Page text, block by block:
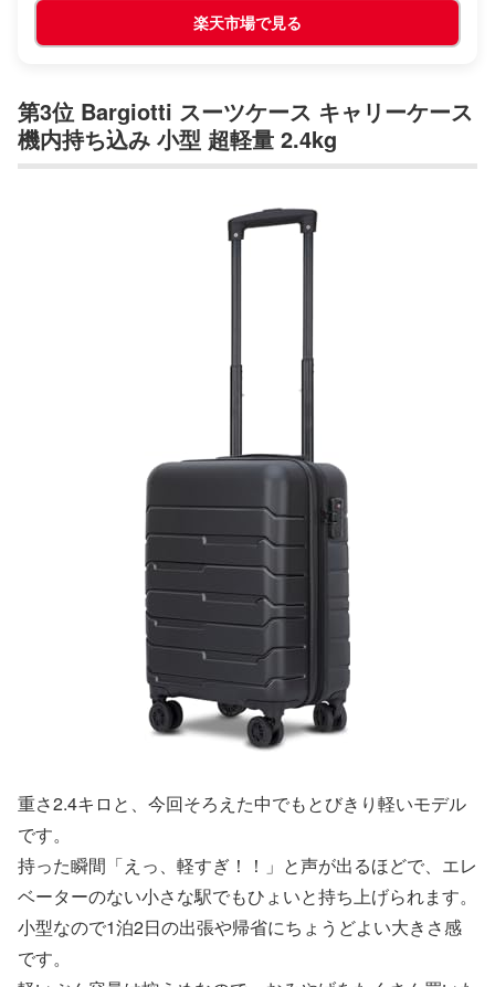
楽天市場で見る
第3位 Bargiotti スーツケース キャリーケース
機内持ち込み 小型 超軽量 2.4kg
重さ2.4キロと、今回そろえた中でもとびきり軽いモデル
です。
持った瞬間「えっ、軽すぎ！！」と声が出るほどで、エレ
ベーターのない小さな駅でもひょいと持ち上げられます。
小型なので1泊2日の出張や帰省にちょうどよい大きさ感
です。